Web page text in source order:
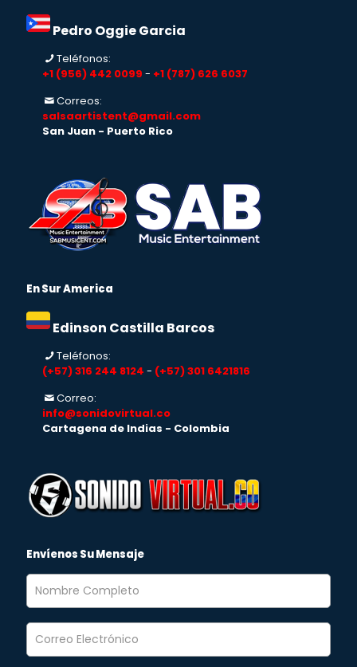
Pedro Oggie Garcia
Teléfonos:
+1 (956) 442 0099 - +1 (787) 626 6037
Correos:
salsaartistent@gmail.com
San Juan - Puerto Rico
En Sur America
Edinson Castilla Barcos
Teléfonos:
(+57) 316 244 8124 - (+57) 301 6421816
Correo:
info@sonidovirtual.co
Cartagena de Indias - Colombia
Envíenos Su Mensaje